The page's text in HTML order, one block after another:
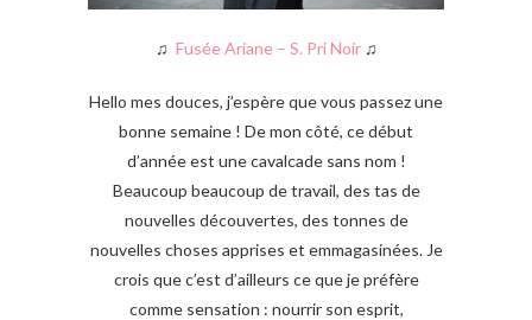
♫ Fusée Ariane – S. Pri Noir♫
Hello mes douces, j’espère que vous passez une
bonne semaine ! De mon côté, ce début
d’année est une cavalcade sans nom !
Beaucoup beaucoup de travail, des tas de
nouvelles découvertes, des tonnes de
nouvelles choses apprises et emmagasinées. Je
crois que c’est d’ailleurs ce que je préfère
comme sensation : nourrir son esprit,